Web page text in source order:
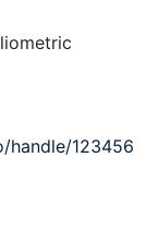
handle/123456